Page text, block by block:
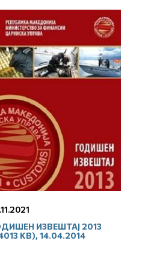
ИЗВЕШТАЈ 2013
KB), 14.04.2014